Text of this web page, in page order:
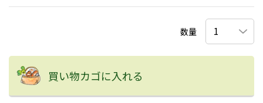
数量
買い物カゴに入れる